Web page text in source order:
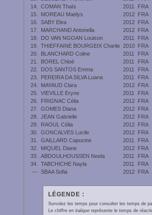
14. COMAN Thaïs 2011 FRA
15. MOREAU Maëlys 2012 FRA
16. SABY Elea 2012 FRA
17. MARCHAND Antonella 2012 FRA
18. DO VAN NGOAN Louison 2011 FRA
19. THIEFFAINE BOURGEIX Charlie 2010 FRA
20.
BLANCHARD Coline 2011 FRA
21. BOREL Chloé 2011 FRA
22. DOS SANTOS Emma 2011 FRA
23. PEREIRA DA SILVA Luana 2011 FRA
24. MAYAUD Clara 2012 FRA
25. VIEVILLE Eryne 2011 FRA
26. FRIGNAC Célia 2012 FRA
27. GOMES Diana 2012 FRA
28. JEAN Gabrielle 2012 FRA
29. RAOUL Célia 2012 FRA
30. GONCALVES Lucile 2012 FRA
31. GAILLARD Capucine 2011 FRA
32. MIQUEL Diane 2012 FRA
33. ABDOULHOUSSEN Neela 2011 FRA
34. TABCHICHE Nayla 2011 FRA
--- SBAA Sofia 2012 FRA
LÉGENDE :
Survolez les temps pour consulter les temps de
Le chiffre en italiquereprésente le temps de